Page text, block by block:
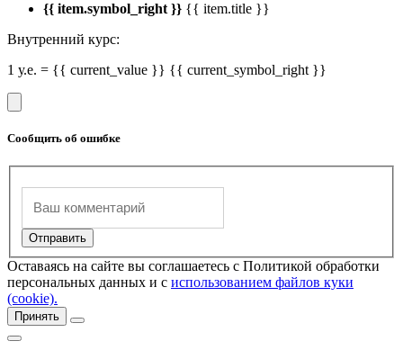
{{ item.symbol_right }} {{ item.title }}
Внутренний курс:
1 у.е. = {{ current_value }} {{ current_symbol_right }}
Сообщить об ошибке
Оставаясь на сайте вы соглашаетесь с Политикой обработки
персональных данных и с использованием файлов куки
(cookie).
Принять